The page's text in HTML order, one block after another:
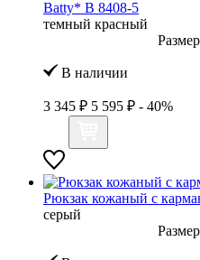
Batty* B 8408-5
темный красный
В наличии
3 345 ₽ 5 595 ₽ - 40%
Рюкзак кожаный с
серый